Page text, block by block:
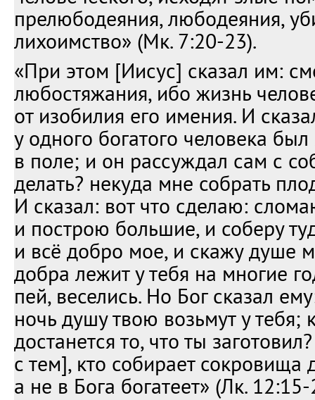
прелюбодеяния, любодеяния,
лихоимство» (Мк. 7:20-23).
«При этом [Иисус] сказал им:
любостяжания, ибо жизнь
от изобилия его имения. И
у одного богатого человека
в поле; и он рассуждал сам с
делать? некуда мне собрать
И сказал: вот что сделаю:
и построю большие, и соберу
и всё добро мое, и скажу душе
добра лежит у тебя на многие
пей, веселись. Но Бог сказал
ночь душу твою возьмут у тебя;
достанется то, что ты
с тем], кто собирает сокровища
а не в Бога богатеет» (Лк.